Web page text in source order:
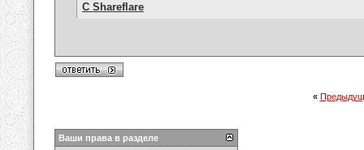
С Shareflare
«
Ваши права в разделе